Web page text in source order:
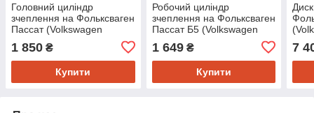
Головний циліндр
зчеплення на Фольксваген
Пассат (Volkswagen
Passat, Passat B3, Passat
B4) Lpr 2105
1 850 ₴
Купити
Робочий циліндр
зчеплення на Фольксваген
Пассат Б5 (Volkswagen
Passat b5) 1996-- ->2005
Sachs 6283000045
1 649₴
Купити
7